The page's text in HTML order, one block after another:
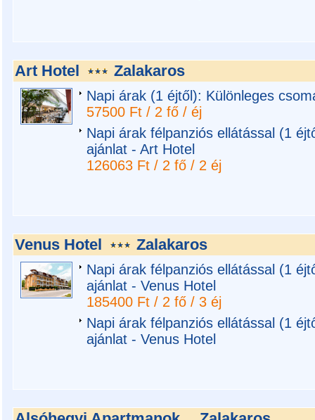
Art Hotel Zalakaros
Napi árak (1 éjtől): Különleges
57500 Ft / 2 fő / éj
Napi árak félpanziós ellátással (1
ajánlat - Art Hotel
126063 Ft / 2 fő / 2 éj
Venus Hotel Zalakaros
Napi árak félpanziós ellátással (1
ajánlat - Venus Hotel
185400 Ft / 2 fő / 3 éj
Napi árak félpanziós ellátással (1
ajánlat - Venus Hotel